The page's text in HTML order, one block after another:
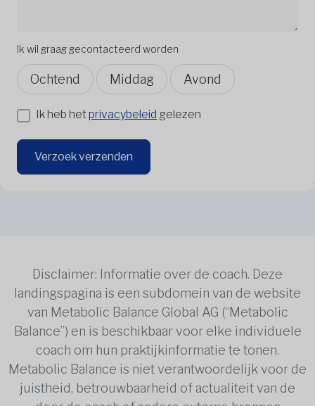
Ik wil graag gecontacteerd worden
Ochtend Middag Avond
Ik heb hetprivacybeleid gelezen
Verzoek verzenden
Disclaimer: Informatie over de coach. Deze
landingspagina is een subdomein van de website
van Metabolic Balance Global AG (“Metabolic
Balance”) en is beschikbaar voor elke individuele
coach om hun praktijkinformatie te tonen.
Metabolic Balance is niet verantwoordelijk voor de
juistheid, betrouwbaarheid of actualiteit van de